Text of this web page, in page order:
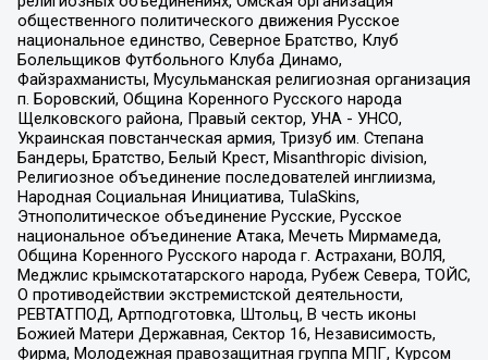
общественного политического движения Русское
национальное единство, Северное Братство, Клуб
Болельщиков Футбольного Клуба Динамо,
Файзрахманисты, Мусульманская религиозная организация
п. Боровский, Община Коренного Русского народа
Щелковского района, Правый сектор, УНА - УНСО,
Украинская повстанческая армия, Тризуб им. Степана
Бандеры, Братство, Белый Крест, Misanthropic division,
Религиозное объединение последователей инглиизма,
Народная Социальная Инициатива, TulaSkins,
Этнополитическое объединение Русские, Русское
национальное объединение Атака, Мечеть Мирмамеда,
Община Коренного Русского народа г. Астрахани, ВОЛЯ,
Меджлис крымскотатарского народа, Рубеж Севера, ТОЙС,
О противодействии экстремистской деятельности,
РЕВТАТПОД, Артподготовка, Штольц, В честь иконы
Божией Матери Державная, Сектор 16, Независимость,
Фирма, Молодежная правозащитная группа МПГ, Курсом